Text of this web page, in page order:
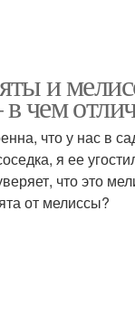
и
чем
что у нас в
я ее
что это
от мелиссы?